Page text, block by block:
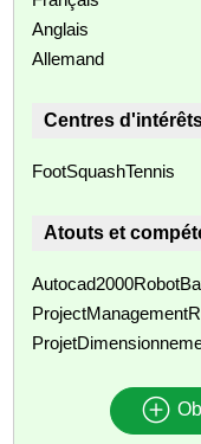
Anglais
Allemand
Centres
FootSquashTennis
Atouts et